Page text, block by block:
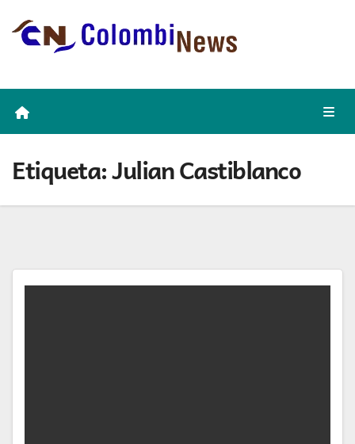
Etiqueta:Julian Castiblanco